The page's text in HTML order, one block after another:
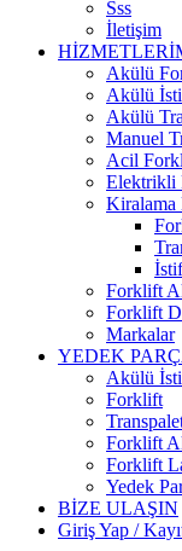
Sss
İletişim
Akülü
Akülü
Akülü
Manuel
Acil
Elektrikli
Kiralama
Forklift
Forklift
Markalar
YEDEK
Akülü
Forklift
Forklift
Forklift
Yedek
BİZE ULAŞIN
Giriş Yap /